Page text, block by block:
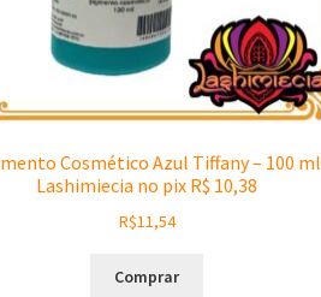
Cosmético Azul Tiffany – 100 ml
Lashimiecia no pix R$ 10,38
R$11,54
Comprar